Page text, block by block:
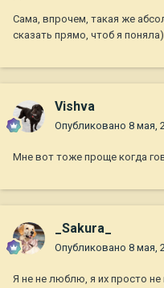
Сама, впрочем, такая же
сказать прямо, чтоб я
Vishva
Опубликовано 8 мая,
Мне вот тоже проще когда
_Sakura_
Опубликовано 8 мая,
Я не не люблю, я их просто